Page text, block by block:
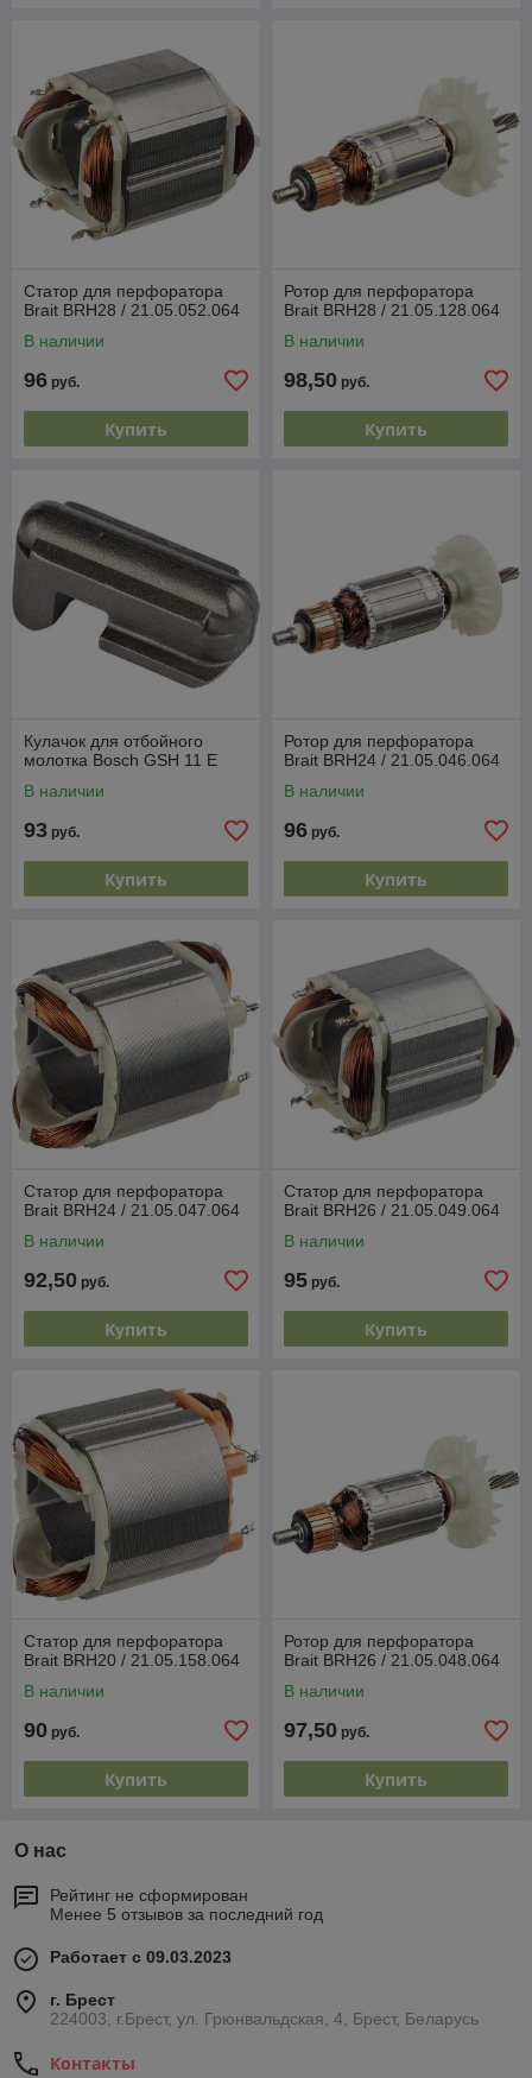
Статор для перфоратора
Brait BRH28 / 21.05.052.064
В наличии
96 руб.
Купить
Ротор для перфоратора
Brait BRH28 / 21.05.128.064
В наличии
98,50 руб.
Купить
Кулачок для отбойного
молотка Bosch GSH 11 E
В наличии
93 руб.
Купить
Ротор для перфоратора
Brait BRH24 / 21.05.046.064
В наличии
96 руб.
Купить
Статор для перфоратора
Brait BRH24 / 21.05.047.064
В наличии
92,50 руб.
Купить
Статор для перфоратора
Brait BRH26 / 21.05.049.064
В наличии
95 руб.
Купить
Статор для перфоратора
Brait BRH20 / 21.05.158.064
В наличии
90 руб.
Купить
Ротор для перфоратора
Brait BRH26 / 21.05.048.064
В наличии
97,50 руб.
Купить
О нас
Рейтинг не сформирован
Менее 5 отзывов за последний год
Работает с 09.03.2023
г. Брест
224003, г.Брест, ул. Грюнвальдская, 4, Брест, Беларусь
Контакты